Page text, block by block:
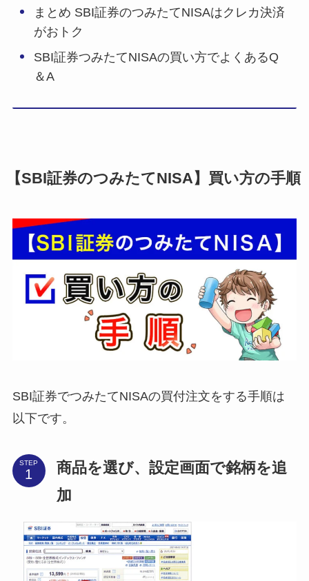
まとめ SBI証券のつみたてNISAはクレカ決済
がおトク
SBI証券つみたてNISAの買い方でよくあるQ
＆A
【SBI証券のつみたてNISA】買い方の手順
SBI証券でつみたてNISAの買付注文をする手順は
以下です。
STEP
商品を選び、設定画面で銘柄を追
加